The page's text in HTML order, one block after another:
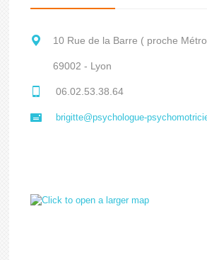
10 Rue de la Barre ( proche
69002 - Lyon
06.02.53.38.64
brigitte@psychologue-